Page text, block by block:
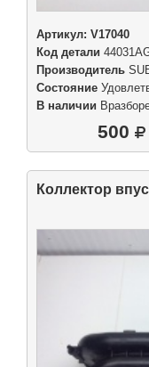
Артикул: V17040
Код детали
Производитель
Состояние
В наличии
500
Коллектор